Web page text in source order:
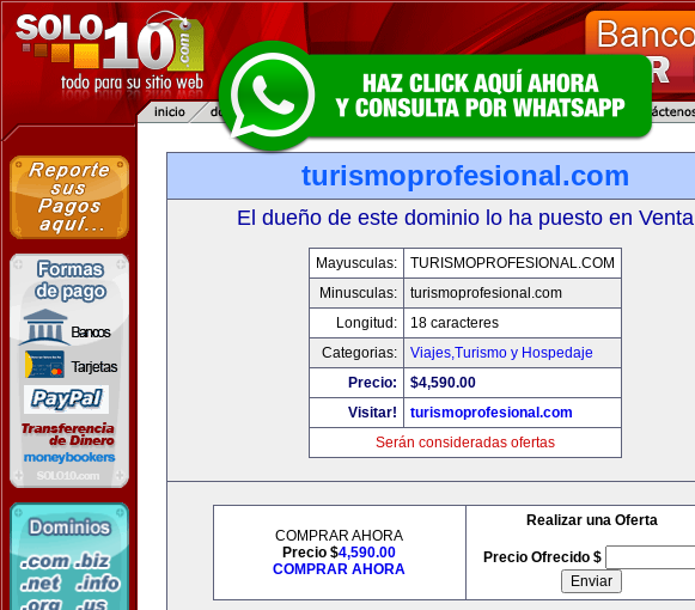
turismoprofesional.com
El dueño de este dominio lo ha puesto en Venta
Mayusculas:
TURISMOPROFESIONAL.COM
Minusculas:
turismoprofesional.com
Longitud:
18 caracteres
Categorias:
Viajes,Turismo y Hospedaje
Precio:
$4,590.00
Visitar!
turismoprofesional.com
Serán consideradas ofertas
COMPRAR AHORA
Precio $4,590.00
COMPRAR AHORA
Realizar una Oferta
Precio Ofrecido $